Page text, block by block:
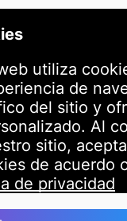
utiliza
de
del sitio y
Al
sitio,
de acuerdo
de privacidad